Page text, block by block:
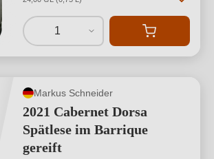
1
Markus Schneider
2021 Cabernet Dorsa
Spätlese im Barrique
gereift